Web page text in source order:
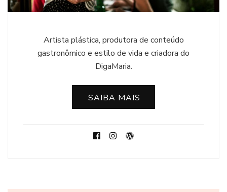
Artista plástica, produtora de conteúdo
gastronômico e estilo de vida e criadora do
DigaMaria.
SAIBA MAIS